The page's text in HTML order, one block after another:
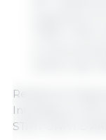
17,9%,
Redazione
Intelligence 333
STATI UNITI